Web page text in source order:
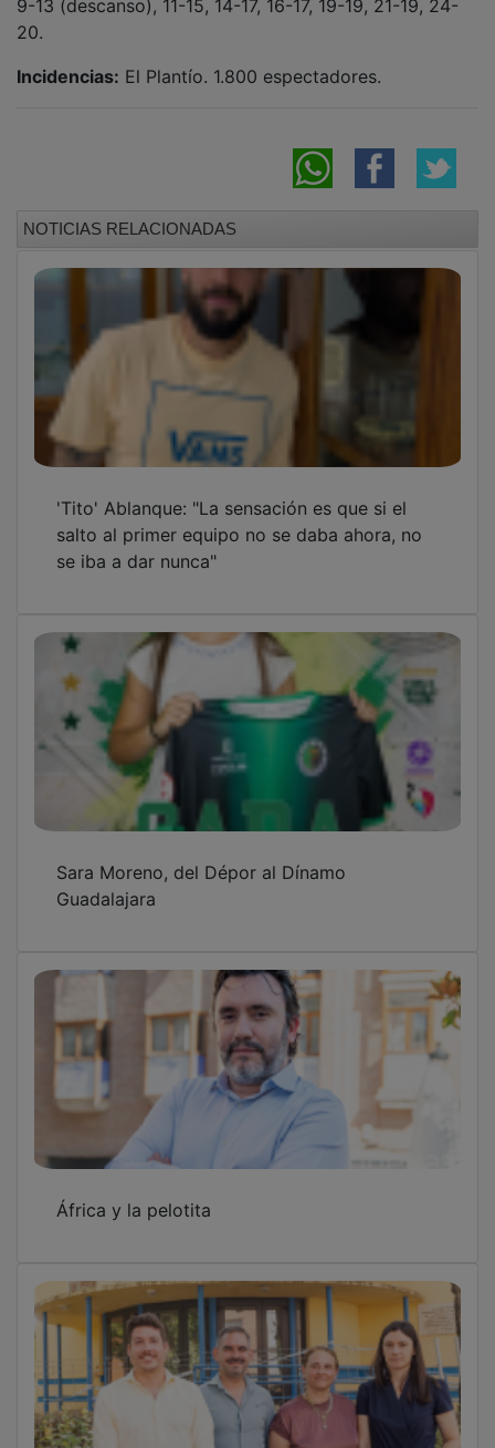
se iba a dar nunca"
Sara Moreno, del Dépor al Dínamo
Guadalajara
África y la pelotita
Guadalajara destinará cerca de un millón de
euros a culminar la renovación de cuatro
centros sociales
El Ayuntamiento de Guadalajara impulsa la
participación ciudadana en el Plan Especial